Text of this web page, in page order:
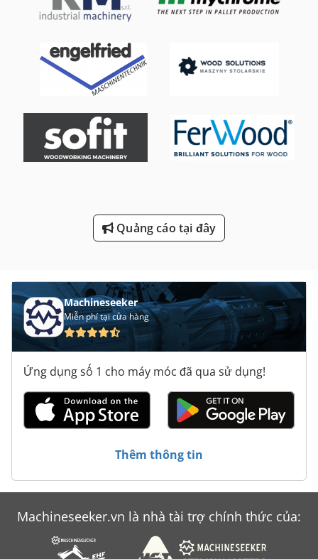
Nhiều Đầu Trục Chính
Phó 200 Mm
Phạm Vi Khí Chuyên Nghiệp
Phạm Vi Kết Thúc
Quảng cáo tại đây
Machineseeker
Miễn phí tại cửa hàng
Ứng dụng số 1 cho máy móc đã qua sử dụng!
Thêm thông tin
Machineseeker.vn là nhà tài trợ chính thức của: